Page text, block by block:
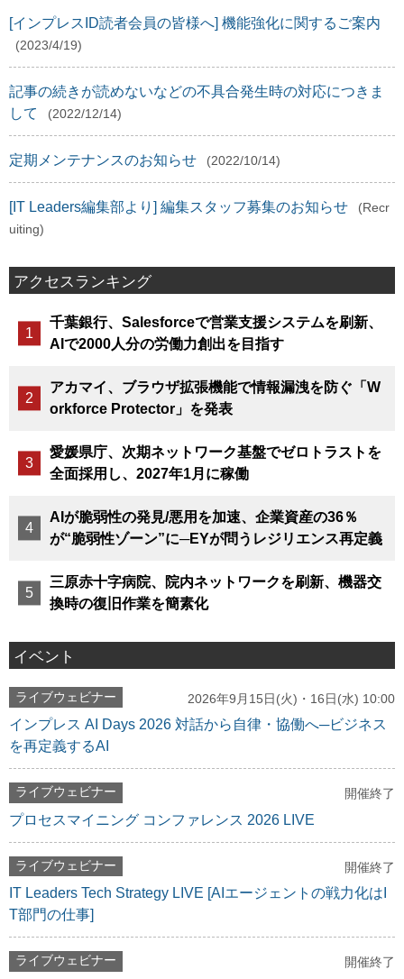
[インプレスID読者会員の皆様へ] 機能強化に関するご案内
(2023/4/19)
記事の続きが読めないなどの不具合発生時の対応につきま
して
(2022/12/14)
定期メンテナンスのお知らせ (2022/10/14)
[IT Leaders編集部より] 編集スタッフ募集のお知らせ
(Recr
uiting)
アクセスランキング
千葉銀行、Salesforceで営業支援システムを刷新、
AIで2000人分の労働力創出を目指す
アカマイ、ブラウザ拡張機能で情報漏洩を防ぐ「W
orkforce Protector」を発表
愛媛県庁、次期ネットワーク基盤でゼロトラストを
全面採用し、2027年1月に稼働
AIが脆弱性の発見/悪用を加速、企業資産の36％
が“脆弱性ゾーン”に─EYが問うレジリエンス再定義
三原赤十字病院、院内ネットワークを刷新、機器交
換時の復旧作業を簡素化
イベント
ライブウェビナー 2026年9月15日(火)・16日(水) 10:00
インプレス AI Days 2026 対話から自律・協働へ─ビジネス
を再定義するAI
ライブウェビナー 開催終了
プロセスマイニング コンファレンス 2026 LIVE
ライブウェビナー 開催終了
IT Leaders Tech Strategy LIVE [AIエージェントの戦力化はI
T部門の仕事]
ライブウェビナー 開催終了